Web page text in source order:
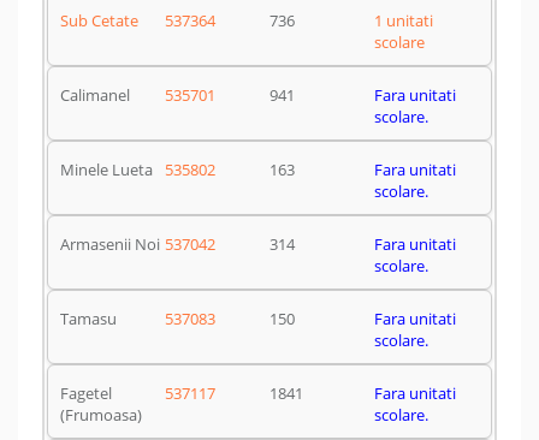
Sub Cetate 537364 736
1 unitati
scolare
Calimanel 535701 941
Fara unitati
scolare.
Minele Lueta 535802 163
Fara unitati
scolare.
Armasenii Noi 537042 314
Fara unitati
scolare.
Tamasu 537083 150
Fara unitati
scolare.
Fagetel
(Frumoasa)
537117 1841
Fara unitati
scolare.